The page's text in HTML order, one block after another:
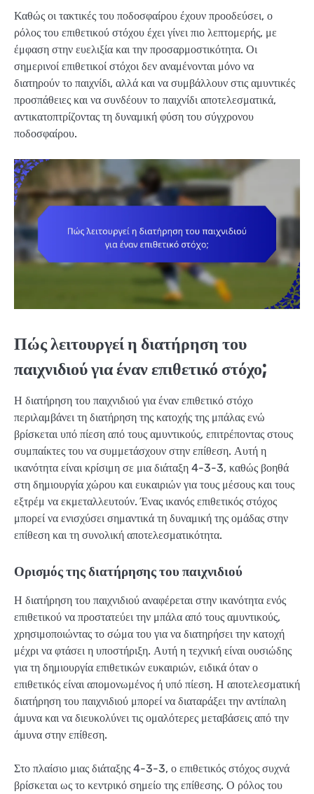
Καθώς οι τακτικές του ποδοσφαίρου έχουν προοδεύσει, ο
ρόλος του επιθετικού στόχου έχει γίνει πιο λεπτομερής, με
έμφαση στην ευελιξία και την προσαρμοστικότητα. Οι
σημερινοί επιθετικοί στόχοι δεν αναμένονται μόνο να
διατηρούν το παιχνίδι, αλλά και να συμβάλλουν στις αμυντικές
προσπάθειες και να συνδέουν το παιχνίδι αποτελεσματικά,
αντικατοπτρίζοντας τη δυναμική φύση του σύγχρονου
ποδοσφαίρου.
Πώς λειτουργεί η διατήρηση του
παιχνιδιού για έναν επιθετικό στόχο;
Η διατήρηση του παιχνιδιού για έναν επιθετικό στόχο
περιλαμβάνει τη διατήρηση της κατοχής της μπάλας ενώ
βρίσκεται υπό πίεση από τους αμυντικούς, επιτρέποντας στους
συμπαίκτες του να συμμετάσχουν στην επίθεση. Αυτή η
ικανότητα είναι κρίσιμη σε μια διάταξη 4-3-3, καθώς βοηθά
στη δημιουργία χώρου και ευκαιριών για τους μέσους και τους
εξτρέμ να εκμεταλλευτούν. Ένας ικανός επιθετικός στόχος
μπορεί να ενισχύσει σημαντικά τη δυναμική της ομάδας στην
επίθεση και τη συνολική αποτελεσματικότητα.
Ορισμός της διατήρησης του παιχνιδιού
Η διατήρηση του παιχνιδιού αναφέρεται στην ικανότητα ενός
επιθετικού να προστατεύει την μπάλα από τους αμυντικούς,
χρησιμοποιώντας το σώμα του για να διατηρήσει την κατοχή
μέχρι να φτάσει η υποστήριξη. Αυτή η τεχνική είναι ουσιώδης
για τη δημιουργία επιθετικών ευκαιριών, ειδικά όταν ο
επιθετικός είναι απομονωμένος ή υπό πίεση. Η αποτελεσματική
διατήρηση του παιχνιδιού μπορεί να διαταράξει την αντίπαλη
άμυνα και να διευκολύνει τις ομαλότερες μεταβάσεις από την
άμυνα στην επίθεση.
Στο πλαίσιο μιας διάταξης 4-3-3, ο επιθετικός στόχος συχνά
βρίσκεται ως το κεντρικό σημείο της επίθεσης. Ο ρόλος του